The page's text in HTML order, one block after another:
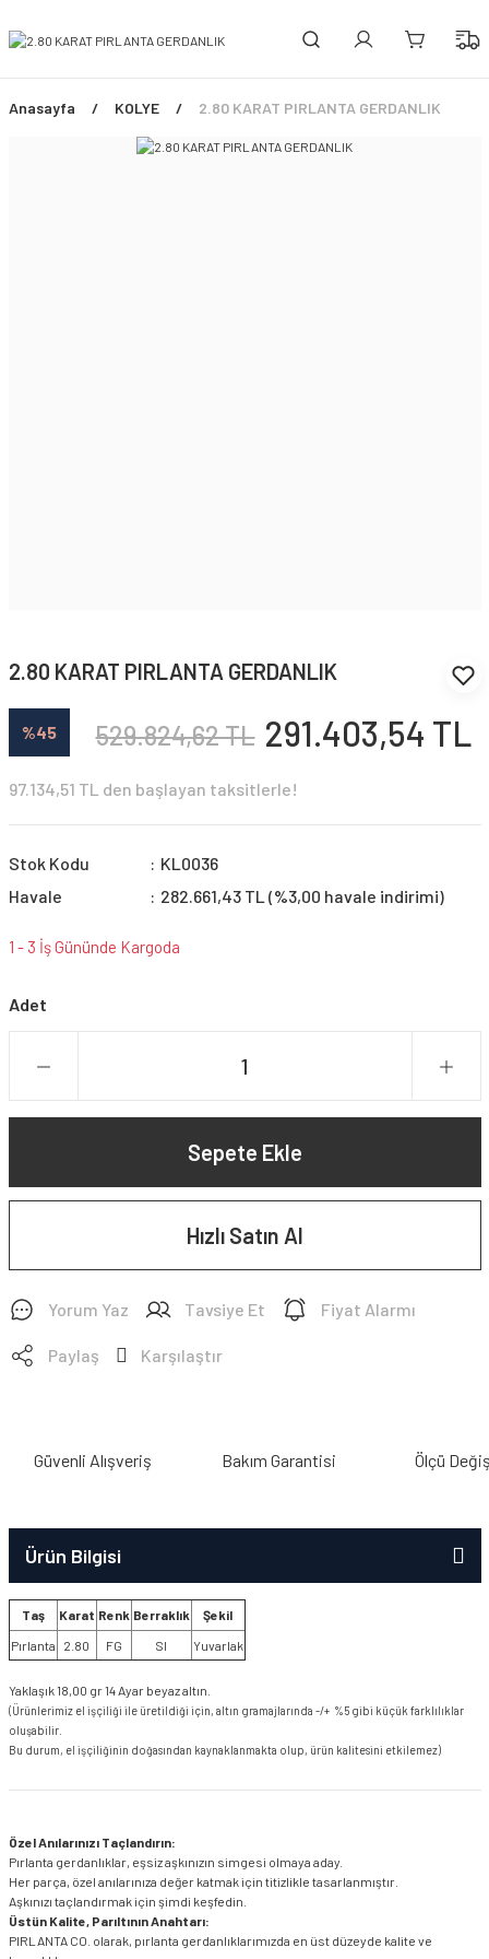
ŞİMDİ TÜM ÜRÜNLERDE %45 İNDİRİM FIRSATI
Anasayfa KOLYE 2.80 KARAT PIRLANTA GERDANLIK
2.80 KARAT PIRLANTA GERDANLIK
%45 529.824,62 TL 291.403,54 TL
97.134,51 TL den başlayan taksitlerle!
Stok Kodu
KL0036
Havale
282.661,43 TL (%3,00 havale indirimi)
1 - 3 İş Gününde Kargoda
Adet
Sepete Ekle
Hızlı Satın Al
Yorum Yaz Tavsiye Et Fiyat Alarmı
Paylaş Karşılaştır
Güvenli Alışveriş Bakım Garantisi Ölçü
Ürün Bilgisi
Taş Karat Renk Berraklık
Şekil
Pırlanta
2.80 FG SI Yuvarlak
Yaklaşık 18,00 gr 14 Ayar beyaz altın.
(Ürünlerimiz el işçiliği ile üretildiği için, altın gramajlarında -/+ %5 gibi küçük farklılıklar
oluşabilir.
Bu durum, el işçiliğinin doğasından kaynaklanmakta olup, ürün kalitesini etkilemez)
Özel Anılarınızı Taçlandırın:
Pırlanta gerdanlıklar, eşsiz aşkınızın simgesi olmaya aday.
Her parça, özel anılarınıza değer katmak için titizlikle tasarlanmıştır.
Aşkınızı taçlandırmak için şimdi keşfedin.
Üstün Kalite, Parıltının Anahtarı:
PIRLANTA CO. olarak, pırlanta gerdanlıklarımızda en üst düzeyde kalite ve